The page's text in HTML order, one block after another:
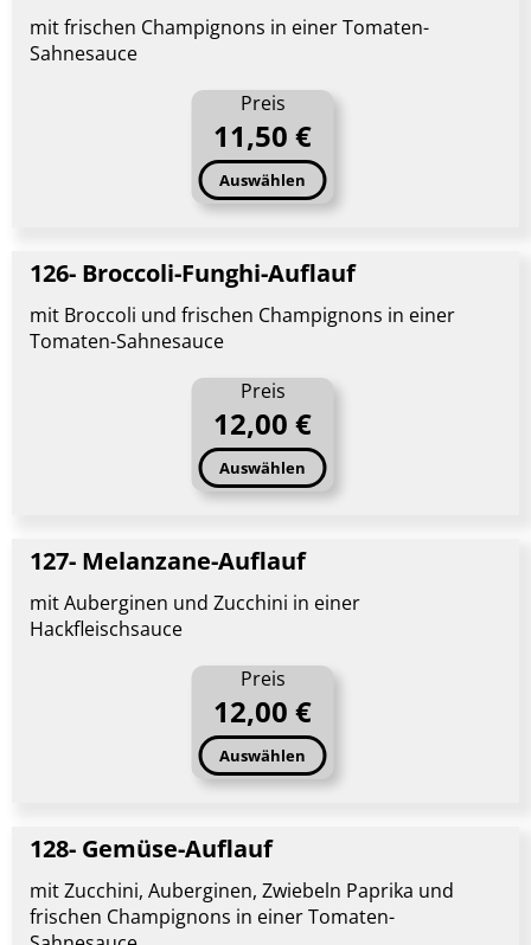
mit frischen Champignons in einer Tomaten-
Sahnesauce
Preis
11,50 €
Auswählen
126- Broccoli-Funghi-Auflauf
mit Broccoli und frischen Champignons in einer
Tomaten-Sahnesauce
Preis
12,00 €
Auswählen
127- Melanzane-Auflauf
mit Auberginen und Zucchini in einer
Hackfleischsauce
Preis
12,00 €
Auswählen
128- Gemüse-Auflauf
mit Zucchini, Auberginen, Zwiebeln Paprika und
frischen Champignons in einer Tomaten-